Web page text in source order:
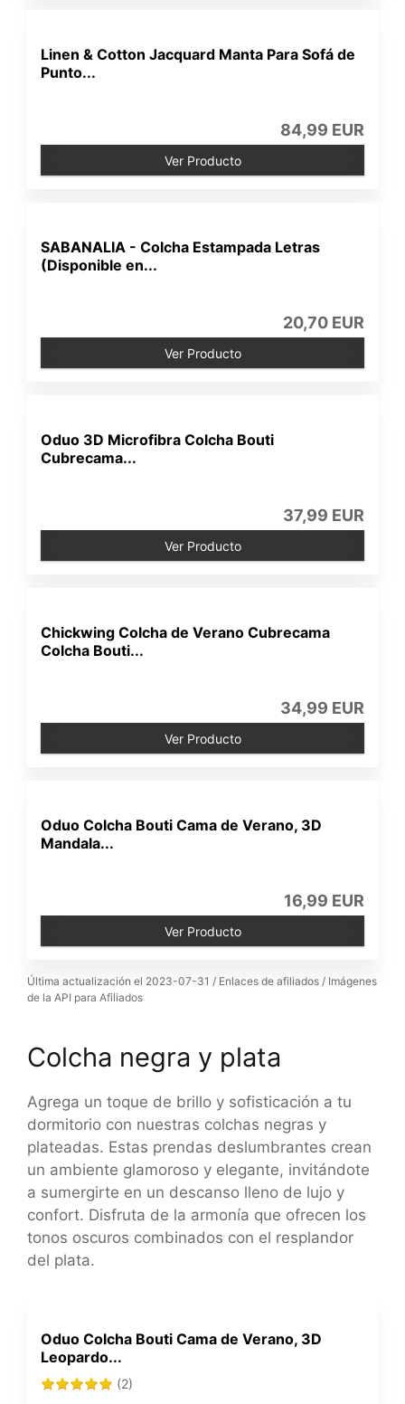
Linen & Cotton Jacquard Manta Para Sofá de
Punto...
84,99 EUR
Ver Producto
SABANALIA - Colcha Estampada Letras
(Disponible en...
20,70 EUR
Ver Producto
Oduo 3D Microfibra Colcha Bouti
Cubrecama...
37,99 EUR
Ver Producto
Chickwing Colcha de Verano Cubrecama
Colcha Bouti...
34,99 EUR
Ver Producto
Oduo Colcha Bouti Cama de Verano, 3D
Mandala...
16,99 EUR
Ver Producto
Última actualización el 2023-07-31 / Enlaces de afiliados / Imágenes
de la API para Afiliados
Colcha negra y plata
Agrega un toque de brillo y sofisticación a tu
dormitorio con nuestras colchas negras y
plateadas. Estas prendas deslumbrantes crean
un ambiente glamoroso y elegante, invitándote
a sumergirte en un descanso lleno de lujo y
confort. Disfruta de la armonía que ofrecen los
tonos oscuros combinados con el resplandor
del plata.
Oduo Colcha Bouti Cama de Verano, 3D
Leopardo...
(2)